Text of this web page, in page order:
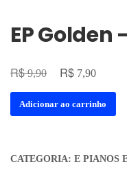
EP Golden
R$9,90 R$ 7,90
Adicionar ao carrinho
CATEGORIA: E PIANOS